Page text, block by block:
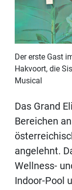
Der erste Gast
Hakvoort, die
Musical
Das Grand
Bereichen
angelehnt.
Wellness-
Indoor-Pool